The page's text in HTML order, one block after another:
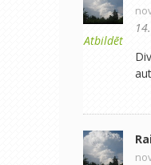
Atbildēt